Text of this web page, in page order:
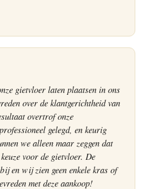
gietvloer laten plaatsen in ons
over de klantgerichtheid van
overtrof onze
gelegd, en keurig
we alleen maar zeggen dat
voor de gietvloer. De
en wij zien geen enkele kras of
met deze aankoop!